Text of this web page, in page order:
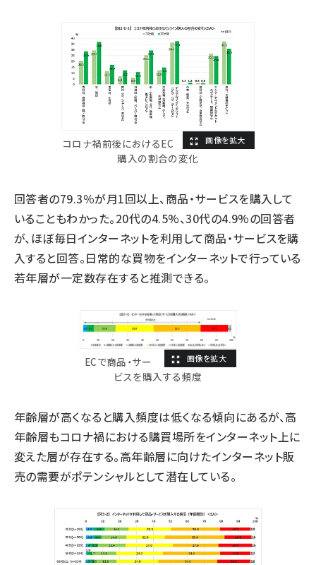
コロナ禍前後におけるEC
購入の割合の変化
回答者の79.3％が月1回以上、商品・サービスを購入して
いることもわかった。20代の4.5%、30代の4.9%の回答者
が、ほぼ毎日インターネットを利用して商品・サービスを購
入すると回答。日常的な買物をインターネットで行っている
若年層が一定数存在すると推測できる。
ECで商品・サー
ビスを購入する頻度
年齢層が高くなると購入頻度は低くなる傾向にあるが、高
年齢層もコロナ禍における購買場所をインターネット上に
変えた層が存在する。高年齢層に向けたインターネット販
売の需要がポテンシャルとして潜在している。